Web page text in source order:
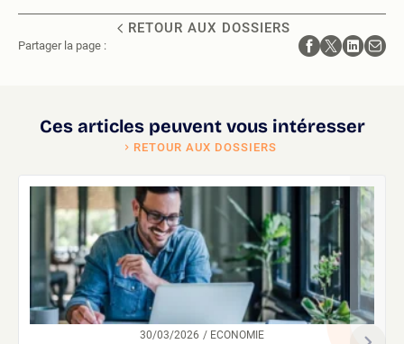
RETOUR AUX DOSSIERS
Partager la page :
Ces articles peuvent vous intéresser
RETOUR AUX DOSSIERS
30/03/2026
/ ECONOMIE